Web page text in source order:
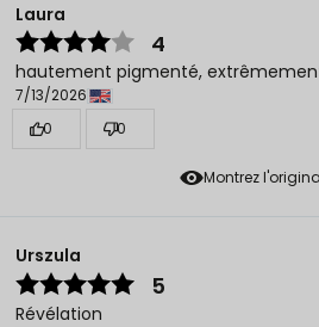
Montrez
Laura
4
hautement pigmenté,
7/13/2026
0
0
Urszula
5
Révélation